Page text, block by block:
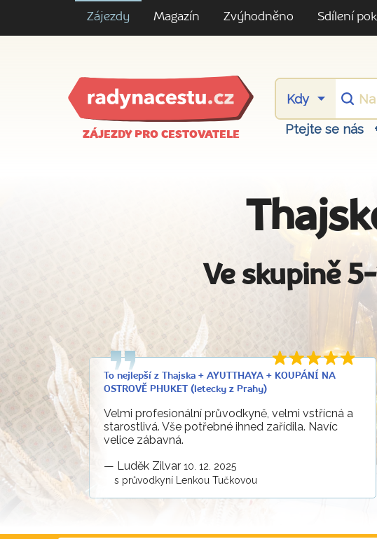
Zájezdy Magazín Zvýhodněno Sdílení
ZÁJEZDY PRO CESTOVATELE Ptejte se nás
Ve skupině
To nejlepší z Thajska + AYUTTHAYA + KOUPÁNÍ NA
OSTROVĚ PHUKET (letecky z Prahy)
Velmi profesionální průvodkyně, velmi vstřícná a
starostlivá. Vše potřebné ihned zařídila. Navíc
velice zábavná.
— Luděk Zilvar 10. 12. 2025
s průvodkyní Lenkou Tučkovou